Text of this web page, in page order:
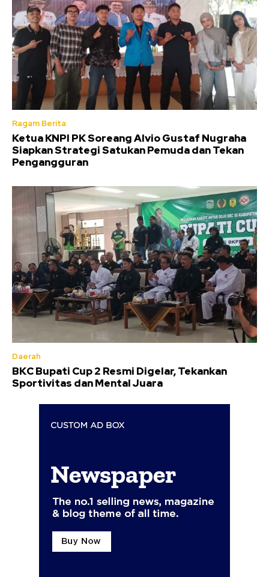
Ragam Berita
Ketua KNPI PK Soreang Alvio Gustaf Nugraha
Siapkan Strategi Satukan Pemuda dan Tekan
Pengangguran
Daerah
BKC Bupati Cup 2 Resmi Digelar, Tekankan
Sportivitas dan Mental Juara